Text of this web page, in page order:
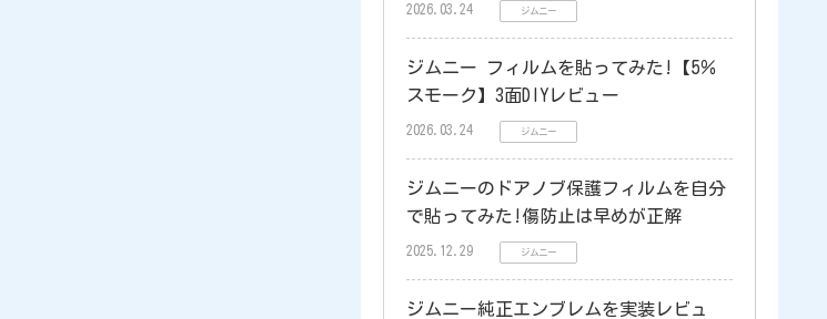
2026.03.24 ジムニー
ジムニー フィルムを貼ってみた!【5％
スモーク】3面DIYレビュー
2026.03.24 ジムニー
ジムニーのドアノブ保護フィルムを自分
で貼ってみた!傷防止は早めが正解
2025.12.29 ジムニー
ジムニー純正エンブレムを実装レビュ